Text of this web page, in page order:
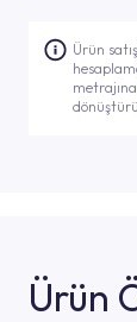
Ürün
metrajına
Ürün